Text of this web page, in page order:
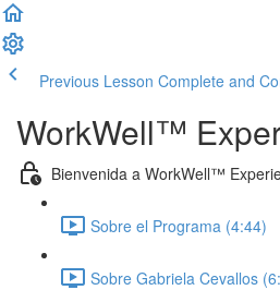
Previous Lesson Complete and
WorkWell™
Bienvenida a WorkWell™
Sobre el Programa (4:44)
Sobre Gabriela Cevallos